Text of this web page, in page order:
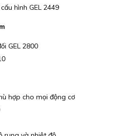
hình GEL 2449
GEL 2800
hợp cho mọi động cơ